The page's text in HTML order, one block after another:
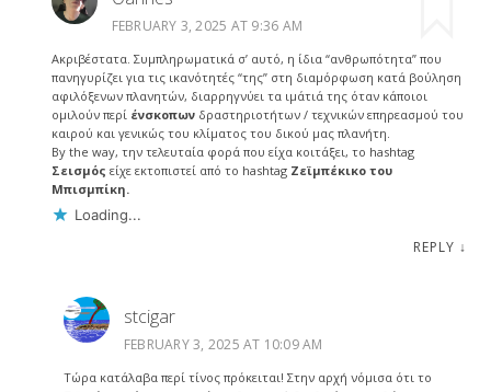
FEBRUARY 3, 2025 AT 9:36 AM
Ακριβέστατα. Συμπληρωματικά σ’ αυτό, η ίδια “ανθρωπότητα” που
πανηγυρίζει για τις ικανότητές “της” στη διαμόρφωση κατά βούληση
αφιλόξενων πλανητών, διαρρηγνύει τα ιμάτιά της όταν κάποιοι
ομιλούν περί ένσκοπων δραστηριοτήτων / τεχνικών επηρεασμού του
καιρού και γενικώς του κλίματος του δικού μας πλανήτη.
By the way, την τελευταία φορά που είχα κοιτάξει, το hashtag
Σεισμός είχε εκτοπιστεί από το hashtag Ζεϊμπέκικο του
Μπισμπίκη.
Loading...
REPLY ↓
stcigar
FEBRUARY 3, 2025 AT 10:09 AM
Τώρα κατάλαβα περί τίνος πρόκειται! Στην αρχή νόμισα ότι το